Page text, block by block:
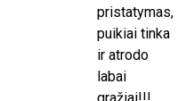
pristatymas,
puikiai tinka
ir atrodo
labai